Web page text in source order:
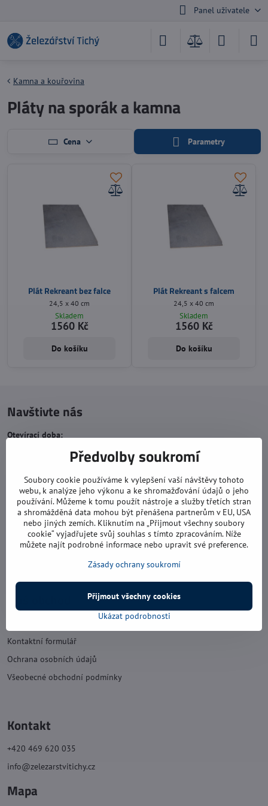
Panel uživatele
Kamna a kouřovina
Pláty na sporák a kamna
Cena Parametry
Plát Rekreant bez falce
24,5 x 40 cm
Skladem
1560 Kč
Do košíku
Plát Rekreant s falcem
24,5 x 40 cm
Skladem
1560 Kč
Do košíku
Navštivte nás
Otevírací doba:
pondělí: 8:00 - 16:00
středa: 8:00 - 16:00
čtvrtek: 8:00 - 17:00
pátek: 8:00 - 16:00
sobota: 8:00 - 11:30
Kontaktní formulář
Ochrana osobních údajů
Všeobecné obchodní podmínky
Kontakt
+420 469 620 035
info@zelezarstvitichy.cz
Mapa
Předvolby soukromí
Soubory cookie používáme k vylepšení vaší návštěvy tohoto
webu, k analýze jeho výkonu a ke shromažďování údajů o jeho
používání. Můžeme k tomu použít nástroje a služby třetích stran
a shromážděná data mohou být přenášena partnerům v EU, USA
nebo jiných zemích. Kliknutím na „Přijmout všechny soubory
cookie“ vyjadřujete svůj souhlas s tímto zpracováním. Níže
můžete najít podrobné informace nebo upravit své preference.
Zásady ochrany soukromí
Ukázat podrobnosti
Přijmout všechny cookies